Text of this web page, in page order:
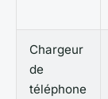
Chargeur
de
téléphone